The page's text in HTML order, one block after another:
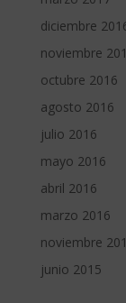
diciembre
noviembre
octubre 2016
agosto 2016
julio 2016
mayo 2016
abril 2016
marzo 2016
noviembre
junio 2015